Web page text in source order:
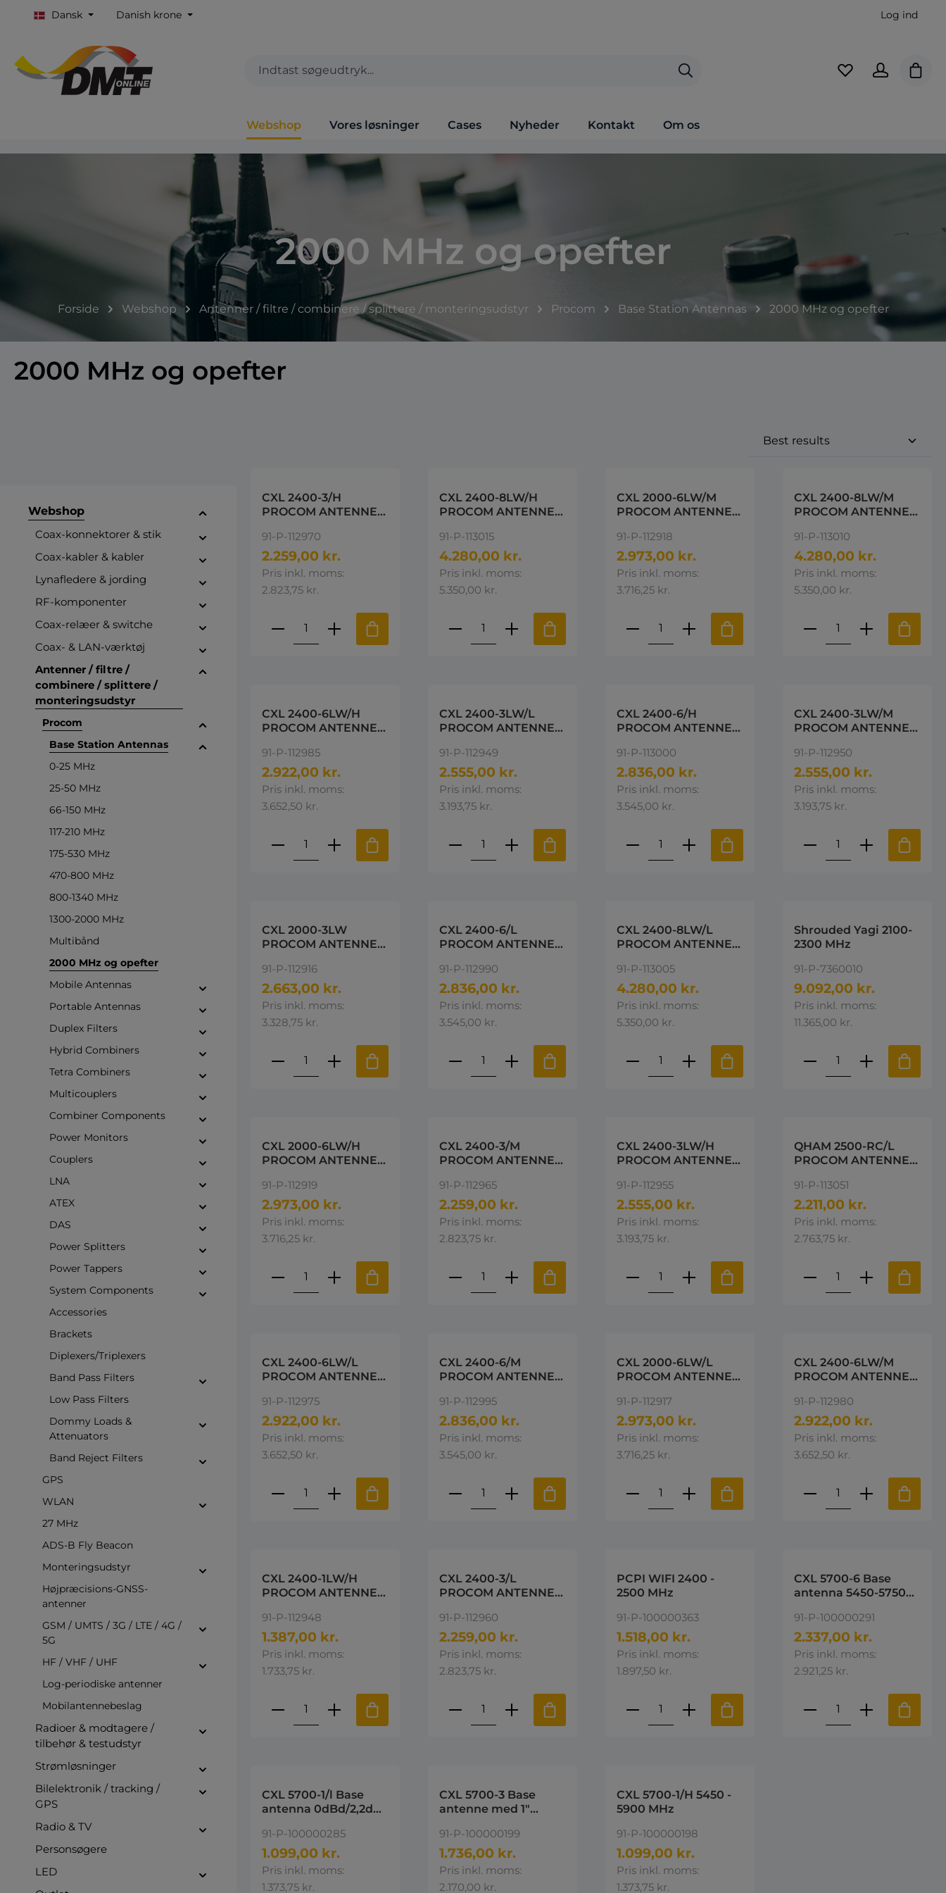
Log ind
Dansk Danish krone
Webshop Vores løsninger Cases Nyheder Kontakt Om os
2000 MHz og opefter
Forside Webshop Antenner / filtre / combinere / splittere / monteringsudstyr Procom Base Station Antennas 2000 MHz og opefter
2000 MHz og opefter
Webshop
Coax-konnektorer & stik
Coax-kabler & kabler
Lynafledere & jording
RF-komponenter
Coax-relæer & switche
Coax- & LAN-værktøj
Antenner / filtre /
combinere / splittere /
monteringsudstyr
Procom
Base Station Antennas
0-25 MHz
25-50 MHz
66-150 MHz
117-210 MHz
175-530 MHz
470-800 MHz
800-1340 MHz
1300-2000 MHz
Multibånd
2000 MHz og opefter
Mobile Antennas
Portable Antennas
Duplex Filters
Hybrid Combiners
Tetra Combiners
Multicouplers
Combiner Components
Power Monitors
Couplers
LNA
ATEX
DAS
Power Splitters
Power Tappers
System Components
Accessories
Brackets
Diplexers/Triplexers
Band Pass Filters
Low Pass Filters
Dommy Loads &
Attenuators
Band Reject Filters
GPS
WLAN
27 MHz
ADS-B Fly Beacon
Monteringsudstyr
Højpræcisions-GNSS-
antenner
GSM / UMTS / 3G / LTE / 4G /
5G
HF / VHF / UHF
Log-periodiske antenner
Mobilantennebeslag
Radioer & modtagere /
tilbehør & testudstyr
Strømløsninger
Bilelektronik / tracking /
GPS
Radio & TV
Personsøgere
LED
CXL 2400-3/H
PROCOM ANTENNE
91-P-112970
2.259,00 kr.
Pris inkl. moms:
2.823,75 kr.
Produktmængde: Indtast den ønskede mængde eller brug knapperne til at øge
CXL 2400-8LW/H
PROCOM ANTENNE
91-P-113015
4.280,00 kr.
Pris inkl. moms:
5.350,00 kr.
Produktmængde: Indtast den ønskede mængde eller
CXL 2000-6LW/M
PROCOM ANTENNE
91-P-112918
2.973,00 kr.
Pris inkl. moms:
3.716,25 kr.
Produktmængde: Indtast den
CXL 2400-8LW/M
PROCOM ANTENNE
91-P-113010
4.280,00 kr.
Pris inkl. moms:
5.350,00 kr.
CXL 2400-6LW/H
PROCOM ANTENNE
91-P-112985
2.922,00 kr.
Pris inkl. moms:
3.652,50 kr.
Produktmængde: Indtast den ønskede mængde eller brug knapperne til at øge
CXL 2400-3LW/L
PROCOM ANTENNE
91-P-112949
2.555,00 kr.
Pris inkl. moms:
3.193,75 kr.
Produktmængde: Indtast den ønskede mængde eller
CXL 2400-6/H
PROCOM ANTENNE
91-P-113000
2.836,00 kr.
Pris inkl. moms:
3.545,00 kr.
Produktmængde: Indtast den
CXL 2400-3LW/M
PROCOM ANTENNE
91-P-112950
2.555,00 kr.
Pris inkl. moms:
3.193,75 kr.
CXL 2000-3LW
PROCOM ANTENNE
91-P-112916
2.663,00 kr.
Pris inkl. moms:
3.328,75 kr.
Produktmængde: Indtast den ønskede mængde eller brug knapperne til at øge
CXL 2400-6/L
PROCOM ANTENNE
91-P-112990
2.836,00 kr.
Pris inkl. moms:
3.545,00 kr.
Produktmængde: Indtast den ønskede mængde eller
CXL 2400-8LW/L
PROCOM ANTENNE
91-P-113005
4.280,00 kr.
Pris inkl. moms:
5.350,00 kr.
Produktmængde: Indtast den
Shrouded Yagi 2100-
2300 MHz
91-P-7360010
9.092,00 kr.
Pris inkl. moms:
11.365,00 kr.
CXL 2000-6LW/H
PROCOM ANTENNE
91-P-112919
2.973,00 kr.
Pris inkl. moms:
3.716,25 kr.
Produktmængde: Indtast den ønskede mængde eller brug knapperne til at øge
CXL 2400-3/M
PROCOM ANTENNE
91-P-112965
2.259,00 kr.
Pris inkl. moms:
2.823,75 kr.
Produktmængde: Indtast den ønskede mængde eller
CXL 2400-3LW/H
PROCOM ANTENNE
91-P-112955
2.555,00 kr.
Pris inkl. moms:
3.193,75 kr.
Produktmængde: Indtast den
QHAM 2500-RC/L
PROCOM ANTENNE
91-P-113051
2.211,00 kr.
Pris inkl. moms:
2.763,75 kr.
CXL 2400-6LW/L
PROCOM ANTENNE
91-P-112975
2.922,00 kr.
Pris inkl. moms:
3.652,50 kr.
Produktmængde: Indtast den ønskede mængde eller brug knapperne til at øge
CXL 2400-6/M
PROCOM ANTENNE
91-P-112995
2.836,00 kr.
Pris inkl. moms:
3.545,00 kr.
Produktmængde: Indtast den ønskede mængde eller
CXL 2000-6LW/L
PROCOM ANTENNE
91-P-112917
2.973,00 kr.
Pris inkl. moms:
3.716,25 kr.
Produktmængde: Indtast den
CXL 2400-6LW/M
PROCOM ANTENNE
91-P-112980
2.922,00 kr.
Pris inkl. moms:
3.652,50 kr.
CXL 2400-1LW/H
PROCOM ANTENNE
91-P-112948
1.387,00 kr.
Pris inkl. moms:
1.733,75 kr.
Produktmængde: Indtast den ønskede mængde eller brug knapperne til at øge
CXL 2400-3/L
PROCOM ANTENNE
91-P-112960
2.259,00 kr.
Pris inkl. moms:
2.823,75 kr.
Produktmængde: Indtast den ønskede mængde eller
PCPI WIFI 2400 -
2500 MHz
91-P-100000363
1.518,00 kr.
Pris inkl. moms:
1.897,50 kr.
Produktmængde: Indtast den
CXL 5700-6 Base
antenna 5450-5750
91-P-100000291
2.337,00 kr.
Pris inkl. moms:
2.921,25 kr.
CXL 5700-1/l Base
antenna 0dBd/2,2dBi
91-P-100000285
1.099,00 kr.
Pris inkl. moms:
1.373,75 kr.
CXL 5700-3 Base
antenne med 1"
MHz
91-P-100000199
1.736,00 kr.
Pris inkl. moms:
2.170,00 kr.
CXL 5700-1/H 5450 -
5900 MHz
91-P-100000198
1.099,00 kr.
Pris inkl. moms:
1.373,75 kr.